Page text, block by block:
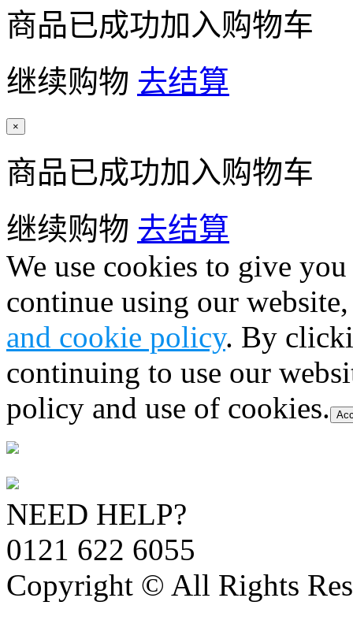
商品已成功加入购物车
继续购物 去结算
×
商品已成功加入购物车
继续购物 去结算
We use cookies to give
continue using our
and cookie policy. By
continuing to use our
policy and use of cookies.
NEED HELP?
0121 622 6055
Copyright © All Rights